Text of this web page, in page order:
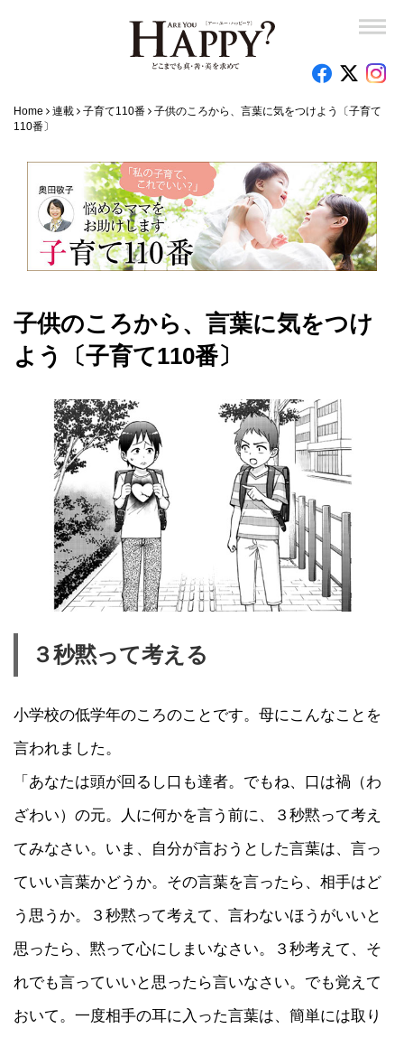
Home 連載 子育て110番
子供のころから、言葉に気をつけよう〔子育て
110番〕
子供のころから、言葉に気をつけ
よう〔子育て110番〕
３秒黙って考える
小学校の低学年のころのことです。母にこんなことを
言われました。
「あなたは頭が回るし口も達者。でもね、口は禍（わ
ざわい）の元。人に何かを言う前に、３秒黙って考え
てみなさい。いま、自分が言おうとした言葉は、言っ
ていい言葉かどうか。その言葉を言ったら、相手はど
う思うか。３秒黙って考えて、言わないほうがいいと
思ったら、黙って心にしまいなさい。３秒考えて、そ
れでも言っていいと思ったら言いなさい。でも覚えて
おいて。一度相手の耳に入った言葉は、簡単には取り